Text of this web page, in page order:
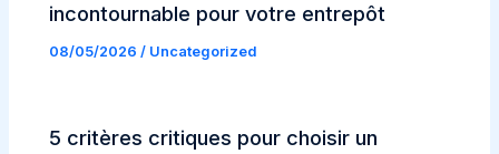
incontournable pour votre entrepôt
08/05/2026/ Uncategorized
5 critères critiques pour choisir un